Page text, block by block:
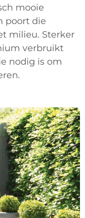
mooie
poort die
milieu. Sterker
verbruikt
nodig is om